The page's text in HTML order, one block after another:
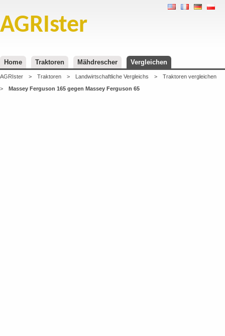
AGRIster
Home Traktoren Mähdrescher Vergleichen
AGRIster > Traktoren > Landwirtschaftliche Vergleichs >
Traktoren vergleichen
>
Massey Ferguson 165 gegen Massey Ferguson 65